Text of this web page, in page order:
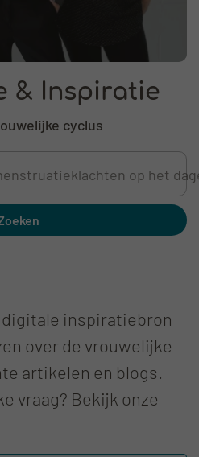
& Inspiratie
cyclus
op het
inspiratiebron
over de vrouwelijke
artikelen en blogs.
vraag? Bekijk onze